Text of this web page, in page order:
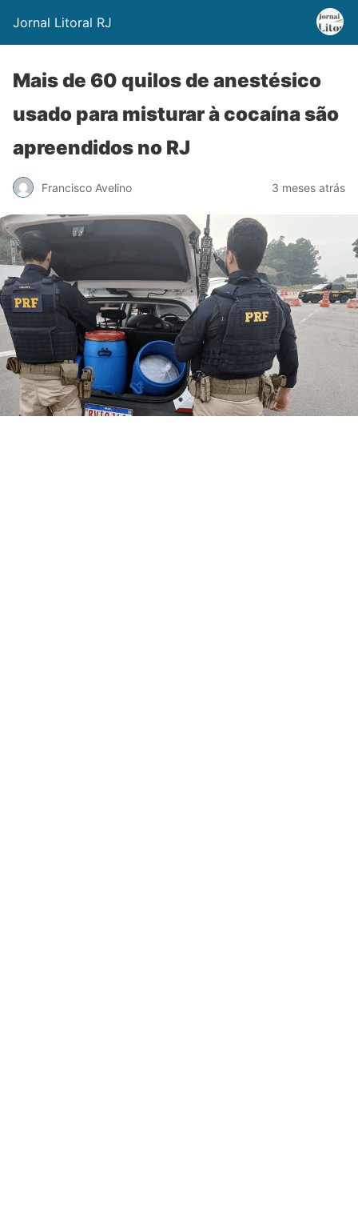
Jornal Litoral RJ
Mais de 60 quilos de anestésico
usado para misturar à cocaína são
apreendidos no RJ
Francisco Avelino 3 meses atrás